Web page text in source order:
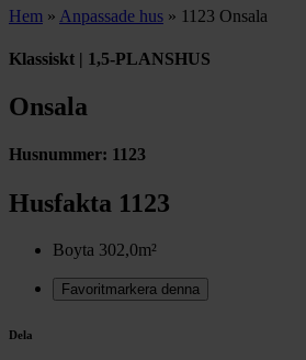
Hem » Anpassade hus » 1123 Onsala
Klassiskt | 1,5-PLANSHUS
Onsala
Husnummer: 1123
Husfakta 1123
Boyta 302,0m²
Favoritmarkera denna
Dela